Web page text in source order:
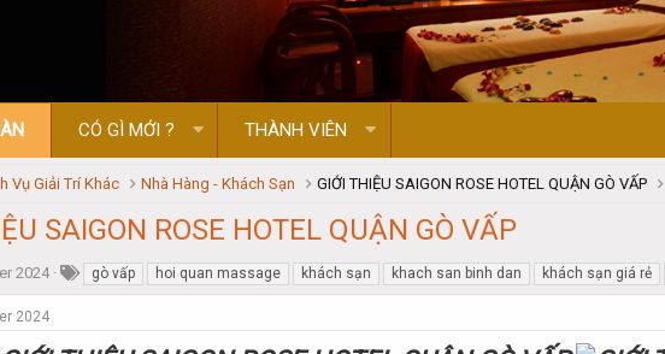
CÓ GÌ MỚI ? THÀNH VIÊN
Vụ Giải Trí Khác Nhà Hàng - Khách Sạn GIỚI THIỆU SAIGON ROSE HOTEL QUẬN GÒ VẤP
SAIGON ROSE HOTEL QUẬN GÒ VẤP
2024 gò vấp hoi quan massage khách sạn khach san binh dan khách sạn giá rẻ
2024